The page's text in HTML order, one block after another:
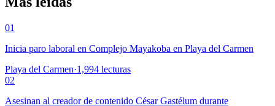
01
Inicia paro laboral en Complejo Mayakoba en Playa del Carmen
Playa del Carmen·1,994 lecturas
02
Asesinan al creador de contenido César Gastélum durante